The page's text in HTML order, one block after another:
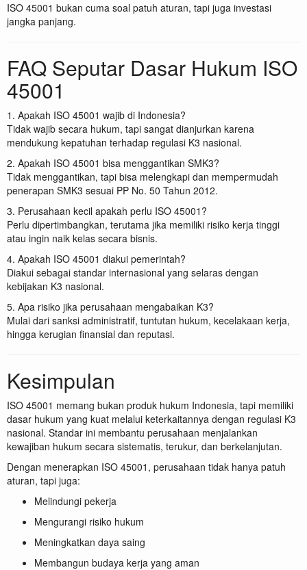
ISO 45001 bukan cuma soal patuh aturan, tapi juga investasi
jangka panjang.
FAQ Seputar Dasar Hukum ISO
45001
1. Apakah ISO 45001 wajib di Indonesia?
Tidak wajib secara hukum, tapi sangat dianjurkan karena
mendukung kepatuhan terhadap regulasi K3 nasional.
2. Apakah ISO 45001 bisa menggantikan SMK3?
Tidak menggantikan, tapi bisa melengkapi dan mempermudah
penerapan SMK3 sesuai PP No. 50 Tahun 2012.
3. Perusahaan kecil apakah perlu ISO 45001?
Perlu dipertimbangkan, terutama jika memiliki risiko kerja tinggi
atau ingin naik kelas secara bisnis.
4. Apakah ISO 45001 diakui pemerintah?
Diakui sebagai standar internasional yang selaras dengan
kebijakan K3 nasional.
5. Apa risiko jika perusahaan mengabaikan K3?
Mulai dari sanksi administratif, tuntutan hukum, kecelakaan kerja,
hingga kerugian finansial dan reputasi.
Kesimpulan
ISO 45001 memang bukan produk hukum Indonesia, tapi memiliki
dasar hukum yang kuat melalui keterkaitannya dengan regulasi K3
nasional. Standar ini membantu perusahaan menjalankan
kewajiban hukum secara sistematis, terukur, dan berkelanjutan.
Dengan menerapkan ISO 45001, perusahaan tidak hanya patuh
aturan, tapi juga:
Melindungi pekerja
Mengurangi risiko hukum
Meningkatkan daya saing
Membangun budaya kerja yang aman